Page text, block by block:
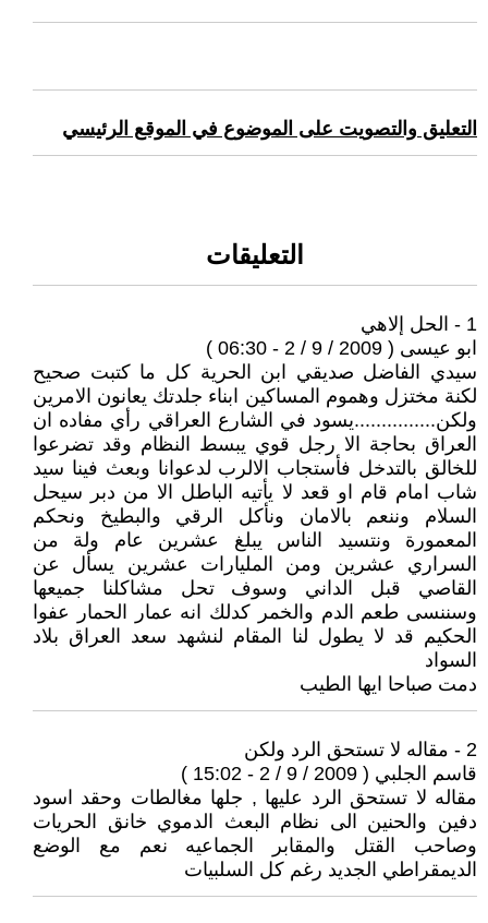
التعليق والتصويت على الموضوع في الموقع الرئيسي
التعليقات
1 - الحل إلاهي
ابو عيسى ( 2009 / 9 / 2 - 06:30 )
سيدي الفاضل صديقي ابن الحرية كل ما كتبت صحيح
لكنة مختزل وهموم المساكين ابناء جلدتك يعانون الامرين
ولكن...............يسود في الشارع العراقي رأي مفاده ان
العراق بحاجة الا رجل قوي يبسط النظام وقد تضرعوا
للخالق بالتدخل فأستجاب الالرب لدعوانا وبعث فينا سيد
شاب امام قام او قعد لا يأتيه الباطل الا من دبر سيحل
السلام وننعم بالامان ونأكل الرقي والبطيخ ونحكم
المعمورة ونتسيد الناس يبلغ عشرين عام ولة من
السراري عشرين ومن المليارات عشرين يسأل عن
القاصي قبل الداني وسوف تحل مشاكلنا جميعها
وسننسى طعم الدم والخمر كدلك انه عمار الحمار عفوا
الحكيم قد لا يطول لنا المقام لنشهد سعد العراق بلاد
السواد
دمت صباحا ايها الطيب
2 - مقاله لا تستحق الرد ولكن
قاسم الجلبي ( 2009 / 9 / 2 - 15:02 )
مقاله لا تستحق الرد عليها , جلها مغالطات وحقد اسود
دفين والحنين الى نظام البعث الدموي خانق الحريات
وصاحب القتل والمقابر الجماعيه نعم مع الوضع
الديمقراطي الجديد رغم كل السلبيات